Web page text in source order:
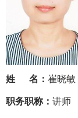
姓 名： 崔晓敏
职务职称： 讲师